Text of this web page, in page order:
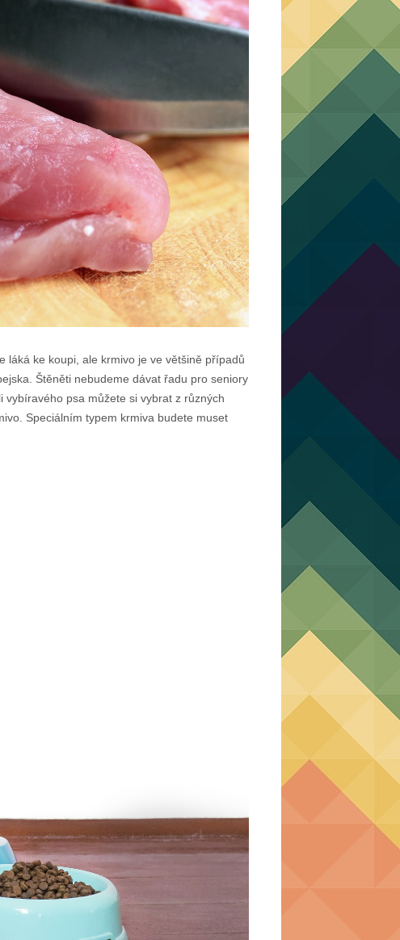
láká ke koupi, ale krmivo je ve většině případů
Štěněti nebudeme dávat řadu pro seniory
psa můžete si vybrat z různých
Speciálním typem krmiva budete muset